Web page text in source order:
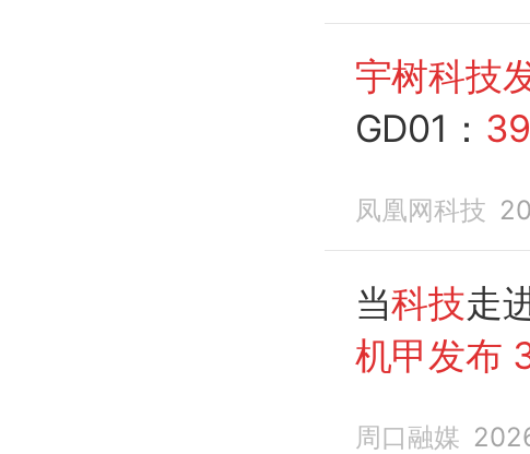
宇树科技
GD01：
凤凰网科技
当科技走
机甲发布
周口融媒